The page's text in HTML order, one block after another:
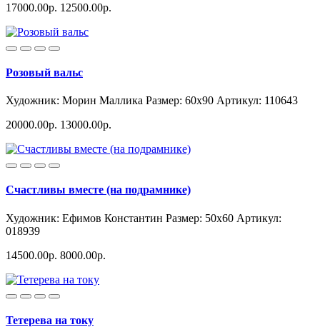
17000.00р. 12500.00р.
Розовый вальс
Художник: Морин Маллика Размер: 60x90 Артикул: 110643
20000.00р. 13000.00р.
Счастливы вместе (на подрамнике)
Художник: Ефимов Константин Размер: 50x60 Артикул:
018939
14500.00р. 8000.00р.
Тетерева на току